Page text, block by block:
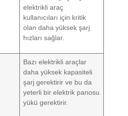
elektrikli araç
kullanıcıları için kritik
olan daha yüksek şarj
hızları sağlar.
Bazı elektrikli araçlar
daha yüksek kapasiteli
şarj gerektirir ve bu da
yeterli bir elektrik panosu
yükü gerektirir.